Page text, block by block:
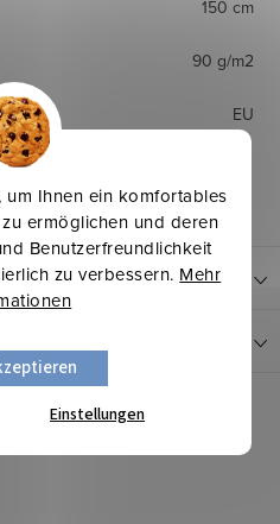
Ihnen ein komfortables
ermöglichen und deren
Benutzerfreundlichkeit
zu verbessern. Mehr
Einstellungen
150 cm
90 g/m2
EU